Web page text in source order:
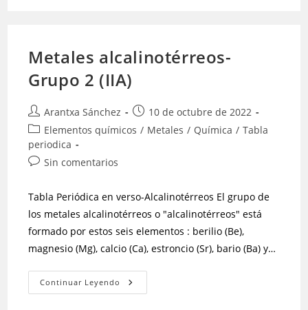
Metales alcalinotérreos-
Grupo 2 (IIA)
Arantxa Sánchez
10 de octubre de 2022
Elementos químicos / Metales / Química / Tabla
periodica
Sin comentarios
Tabla Periódica en verso-Alcalinotérreos El grupo de
los metales alcalinotérreos o "alcalinotérreos" está
formado por estos seis elementos : berilio (Be),
magnesio (Mg), calcio (Ca), estroncio (Sr), bario (Ba) y…
Continuar Leyendo